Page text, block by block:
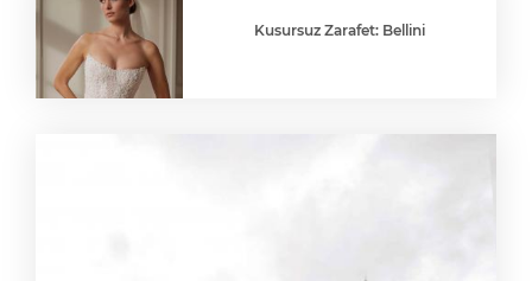
Kusursuz Zarafet: Bellini